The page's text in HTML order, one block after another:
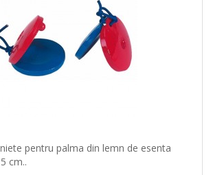
pentru palma din lemn de esenta
cm..